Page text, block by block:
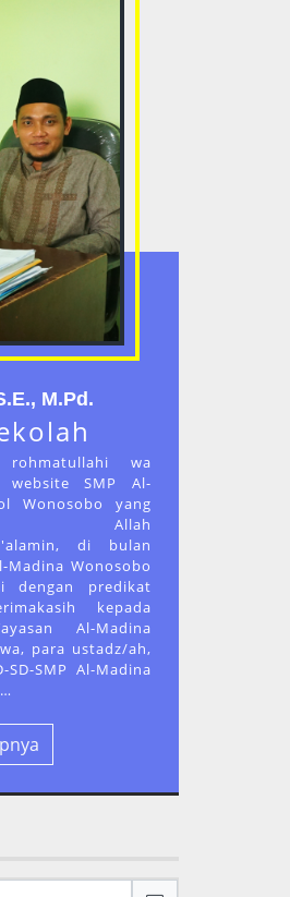
M.Pd.
rohmatullahi wa
website SMP Al-
Wonosobo yang
Allah
di bulan
Madina Wonosobo
dengan predikat
kepada
Al-Madina
para ustadz/ah,
SMP Al-Madina